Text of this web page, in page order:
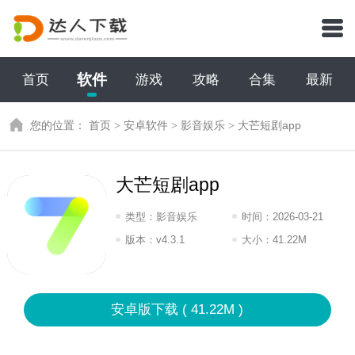
首页 软件 游戏 攻略 合集 最新
您的位置：首页 >安卓软件 >影音娱乐 > 大芒短剧app
大芒短剧app
类型：影音娱乐 时间： 2026-03-21
08:2026
版本：v4.3.1 大小： 41.22M
安卓版下载 ( 41.22M )